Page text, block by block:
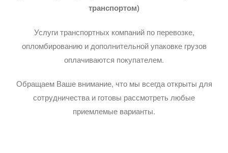
транспортом)
Услуги транспортных компаний по перевозке,
опломбированию и дополнительной упаковке грузов
оплачиваются покупателем.
Обращаем Ваше внимание, что мы всегда открыты для
сотрудничества и готовы рассмотреть любые
приемлемые варианты.